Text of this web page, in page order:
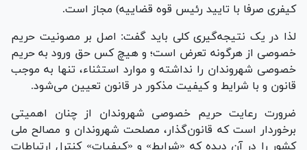
کیفری صرفا با تایید رئیس قوه قضاییه) مجاز است.
لذا در یک نتیجه‌گیری کلی باید گفت: اصل بر مصونیت حریم
خصوصی از هرگونه تعرض است؛ و هیچ کس حق ورود به حریم
خصوصی شهروندان را نداشته و موارد استثناء، تنها به موجب
قانون و با شرایط و کیفیت مذکور در قانون تعیین می‌شود.
ضرورت رعایت حریم خصوصی شهروندان از چنان اهمیتی
برخوردار است که قانون‌گذار، مصلحت شهروندان و مصالح ملی
کشور را در آن دیده که «شرایط» و «کیفیات» کنترل ارتباطات